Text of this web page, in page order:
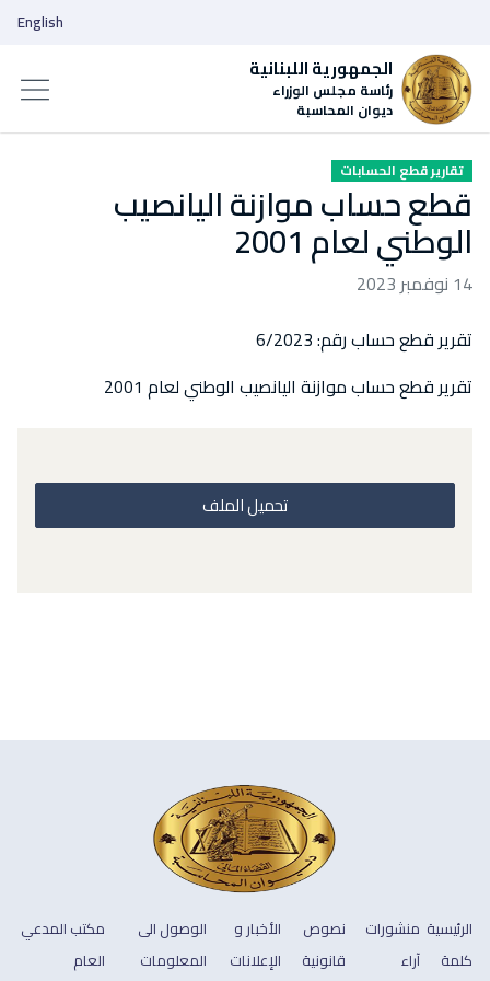
الجمهورية اللبنانية
رئاسة مجلس الوزراء
ديوان المحاسبة
English
تقارير قطع الحسابات
قطع حساب موازنة اليانصيب
الوطني لعام 2001
14 نوفمبر 2023
تقرير قطع حساب رقم: 6/2023
تقرير قطع حساب موازنة اليانصيب الوطني لعام 2001
تحميل الملف
الرئيسية
كلمة
منشورات
آراء
نصوص
قانونية
الأخبار و
الإعلانات
الوصول الى
المعلومات
مكتب المدعي
العام